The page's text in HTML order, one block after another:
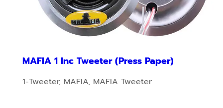
MAFIA 1 Inc Tweeter (Press Paper)
1-Tweeter, MAFIA, MAFIA Tweeter